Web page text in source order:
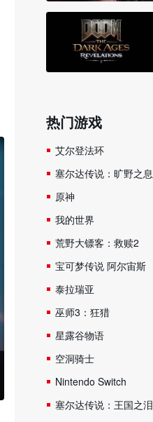
热门游戏
艾尔登法环
塞尔达传说：旷野之息
原神
我的世界
荒野大镖客：救赎2
宝可梦传说 阿尔宙斯
泰拉瑞亚
巫师3：狂猎
星露谷物语
空洞骑士
Nintendo Switch
塞尔达传说：王国之泪